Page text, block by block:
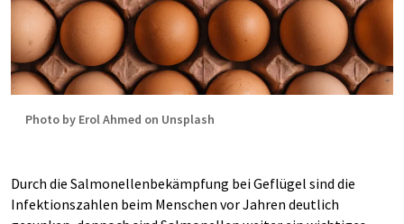
Photo by Erol Ahmed on Unsplash
Durch die Salmonellenbekämpfung bei Geflügel sind die
Infektionszahlen beim Menschen vor Jahren deutlich